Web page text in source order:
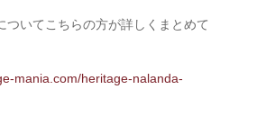
いてこちらの方が詳しくまとめて
mania.com/heritage-nalanda-